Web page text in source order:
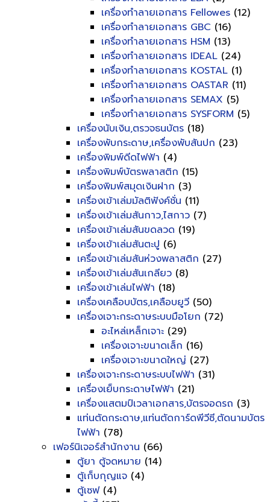
เครื่องทำลายเอกสาร Fellowes (12)
เครื่องทำลายเอกสาร GBC (16)
เครื่องทำลายเอกสาร HSM (13)
เครื่องทำลายเอกสาร IDEAL (24)
เครื่องทำลายเอกสาร KOSTAL (1)
เครื่องทำลายเอกสาร OASTAR (11)
เครื่องทำลายเอกสาร SEMAX (5)
เครื่องทำลายเอกสาร SYSFORM (5)
เครื่องนับเงิน,ตรวจธนบัตร (18)
เครื่องพับกระดาษ,เครื่องพับสันปก (23)
เครื่องพิมพ์ดีดไฟฟ้า (4)
เครื่องพิมพ์บัตรพลาสติก (15)
เครื่องพิมพ์สมุดเงินฝาก (3)
เครื่องเข้าเล่มมัลติฟังค์ชั่น (11)
เครื่องเข้าเล่มสันกาว,ไสกาว (7)
เครื่องเข้าเล่มสันขดลวด (19)
เครื่องเข้าเล่มสันตะปู (6)
เครื่องเข้าเล่มสันห่วงพลาสติก (27)
เครื่องเข้าเล่มสันเกลียว (8)
เครื่องเข้าเล่มไฟฟ้า (18)
เครื่องเคลือบบัตร,เคลือบยูวี (50)
เครื่องเจาะกระดาษระบบมือโยก (72)
อะไหล่เหล็กเจาะ (29)
เครื่องเจาะขนาดเล็ก (16)
เครื่องเจาะขนาดใหญ่ (27)
เครื่องเจาะกระดาษระบบไฟฟ้า (31)
เครื่องเย็บกระดาษไฟฟ้า (21)
เครื่องแสตมป์เวลาเอกสาร,บัตรจอดรถ (3)
แท่นตัดกระดาษ,แท่นตัดการ์ดพีวีซี,ตัดนามบัตร
ไฟฟ้า (78)
เฟอร์นิเจอร์สำนักงาน (66)
ตู้ยา ตู้จดหมาย (14)
ตู้เก็บกุญแจ (4)
ตู้เซฟ(4)